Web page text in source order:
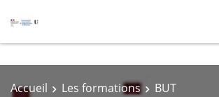
Accueil Les formations
BUT